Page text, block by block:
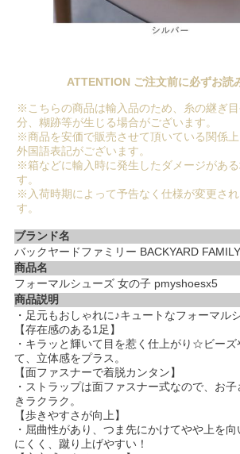
ATTENTION ご注文前に必ずお読
※こちらの商品は輸入品のため、糸の継ぎ
分、糊跡等が生じる場合がございます。
※商品を安価で販売させて頂いている関係
外国語表記がございます。
※箱などに輸入時に発生したダメージがあ
す。
※入荷時期によって予告なく仕様が変更さ
す。
ブランド名
バックヤードファミリー BACKYARD FAMILY
商品名
フォーマルシューズ 女の子 pmyshoesx5
商品説明
・足元もおしゃれに♪キュートなフォーマル
【存在感のある1足】
・キラッと輝いて目を惹く仕上がり☆ビー
て、立体感をプラス。
【面ファスナーで着脱カンタン】
・ストラップは面ファスナー式なので、お
きラクラク。
【歩きやすさが向上】
・屈曲性があり、つま先にかけてやや上を
にくく、蹴り上げやすい！